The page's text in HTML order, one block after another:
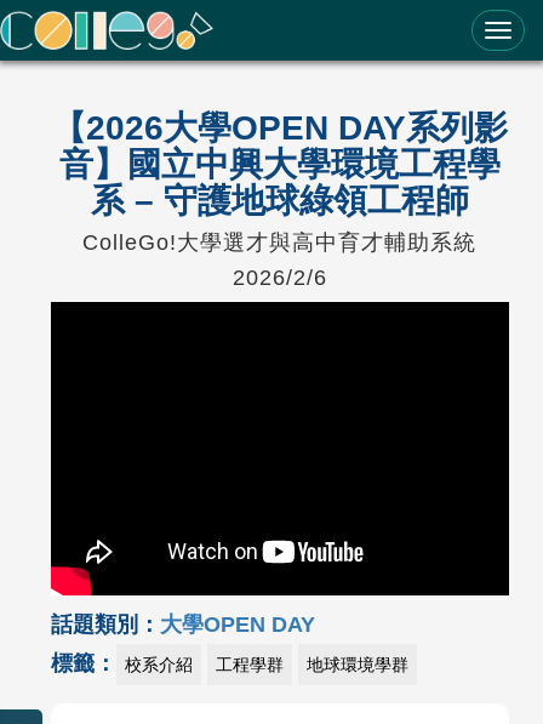
ColleGo! 大學選才與高中育才輔助系統
【2026大學OPEN DAY系列影
音】國立中興大學環境工程學
系 – 守護地球綠領工程師
ColleGo!大學選才與高中育才輔助系統
2026/2/6
話題類別： 大學OPEN DAY
標籤：
校系介紹 工程學群 地球環境學群